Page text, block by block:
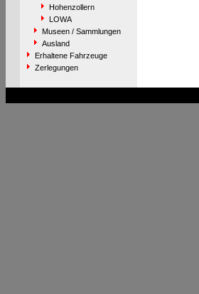
Hohenzollern
LOWA
Museen / Sammlungen
Ausland
Erhaltene Fahrzeuge
Zerlegungen